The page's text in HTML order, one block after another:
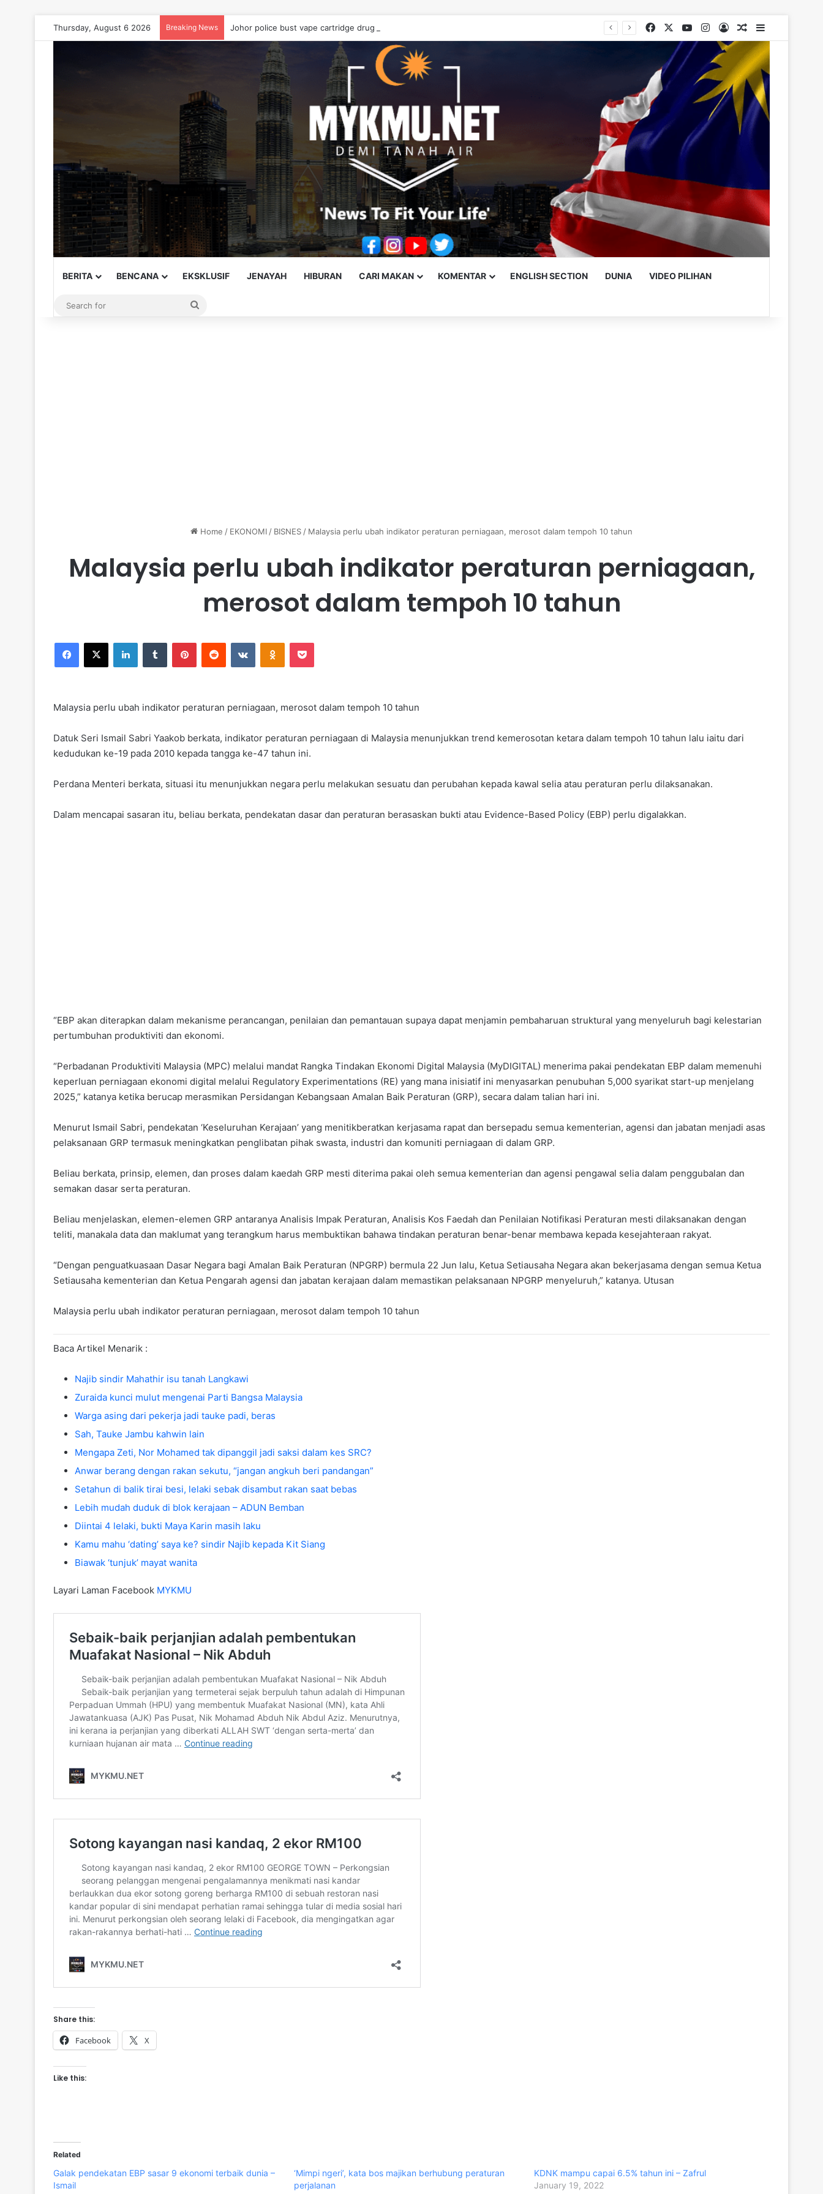
Thursday, August 6 2026 Breaking News Johor police bust vape cartridge drug syndicate, seize RM10.68 million worth of drugs Facebook YouTubeInstagram
Log InRandom Article
BERITA BENCANA EKSKLUSIF JENAYAH HIBURAN CARI MAKAN KOMENTAR ENGLISH SECTION DUNIA VIDEO PILIHAN
Home / EKONOMI / BISNES / Malaysia perlu ubah indikator peraturan perniagaan, merosot dalam tempoh 10 tahun
Malaysia perlu ubah indikator peraturan perniagaan,
merosot dalam tempoh 10 tahun
Malaysia perlu ubah indikator peraturan perniagaan, merosot dalam tempoh 10 tahun
Datuk Seri Ismail Sabri Yaakob berkata, indikator peraturan perniagaan di Malaysia menunjukkan trend kemerosotan ketara dalam tempoh 10 tahun lalu iaitu dari
kedudukan ke-19 pada 2010 kepada tangga ke-47 tahun ini.
Perdana Menteri berkata, situasi itu menunjukkan negara perlu melakukan sesuatu dan perubahan kepada kawal selia atau peraturan perlu dilaksanakan.
Dalam mencapai sasaran itu, beliau berkata, pendekatan dasar dan peraturan berasaskan bukti atau Evidence-Based Policy (EBP) perlu digalakkan.
“EBP akan diterapkan dalam mekanisme perancangan, penilaian dan pemantauan supaya dapat menjamin pembaharuan struktural yang menyeluruh bagi kelestarian
pertumbuhan produktiviti dan ekonomi.
“Perbadanan Produktiviti Malaysia (MPC) melalui mandat Rangka Tindakan Ekonomi Digital Malaysia (MyDIGITAL) menerima pakai pendekatan EBP dalam memenuhi
keperluan perniagaan ekonomi digital melalui Regulatory Experimentations (RE) yang mana inisiatif ini menyasarkan penubuhan 5,000 syarikat start-up menjelang
2025,” katanya ketika berucap merasmikan Persidangan Kebangsaan Amalan Baik Peraturan (GRP), secara dalam talian hari ini.
Menurut Ismail Sabri, pendekatan ‘Keseluruhan Kerajaan’ yang menitikberatkan kerjasama rapat dan bersepadu semua kementerian, agensi dan jabatan menjadi asas
pelaksanaan GRP termasuk meningkatkan penglibatan pihak swasta, industri dan komuniti perniagaan di dalam GRP.
Beliau berkata, prinsip, elemen, dan proses dalam kaedah GRP mesti diterima pakai oleh semua kementerian dan agensi pengawal selia dalam penggubalan dan
semakan dasar serta peraturan.
Beliau menjelaskan, elemen-elemen GRP antaranya Analisis Impak Peraturan, Analisis Kos Faedah dan Penilaian Notifikasi Peraturan mesti dilaksanakan dengan
teliti, manakala data dan maklumat yang terangkum harus membuktikan bahawa tindakan peraturan benar-benar membawa kepada kesejahteraan rakyat.
“Dengan penguatkuasaan Dasar Negara bagi Amalan Baik Peraturan (NPGRP) bermula 22 Jun lalu, Ketua Setiausaha Negara akan bekerjasama dengan semua Ketua
Setiausaha kementerian dan Ketua Pengarah agensi dan jabatan kerajaan dalam memastikan pelaksanaan NPGRP menyeluruh,” katanya. Utusan
Malaysia perlu ubah indikator peraturan perniagaan, merosot dalam tempoh 10 tahun
Baca Artikel Menarik :
Najib sindir Mahathir isu tanah Langkawi
Zuraida kunci mulut mengenai Parti Bangsa Malaysia
Warga asing dari pekerja jadi tauke padi, beras
Sah, Tauke Jambu kahwin lain
Mengapa Zeti, Nor Mohamed tak dipanggil jadi saksi dalam kes SRC?
Anwar berang dengan rakan sekutu, “jangan angkuh beri pandangan”
Setahun di balik tirai besi, lelaki sebak disambut rakan saat bebas
Lebih mudah duduk di blok kerajaan – ADUN Bemban
Diintai 4 lelaki, bukti Maya Karin masih laku
Kamu mahu ‘dating’ saya ke? sindir Najib kepada Kit Siang
Biawak ‘tunjuk’ mayat wanita
Layari Laman Facebook MYKMU
Share this:
Facebook X
Like this:
Related
Galak pendekatan EBP sasar 9 ekonomi terbaik dunia –
Ismail
‘Mimpi ngeri’, kata bos majikan berhubung peraturan
perjalanan
KDNK mampu capai 6.5% tahun ini – Zafrul
January 19, 2022